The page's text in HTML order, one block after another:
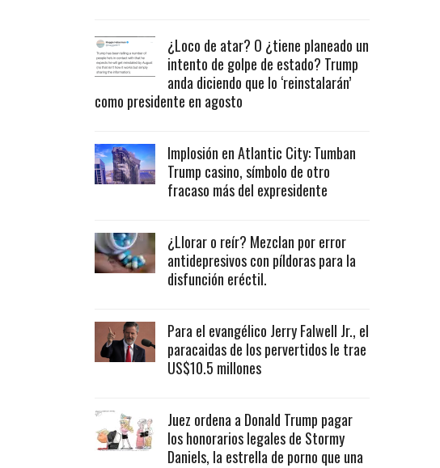
¿Loco de atar? O ¿tiene planeado un
intento de golpe de estado? Trump
anda diciendo que lo ‘reinstalarán’
como presidente en agosto
Implosión en Atlantic City: Tumban
Trump casino, símbolo de otro
fracaso más del expresidente
¿Llorar o reír? Mezclan por error
antidepresivos con píldoras para la
disfunción eréctil.
Para el evangélico Jerry Falwell Jr., el
paracaidas de los pervertidos le trae
US$10.5 millones
Juez ordena a Donald Trump pagar
los honorarios legales de Stormy
Daniels, la estrella de porno que una